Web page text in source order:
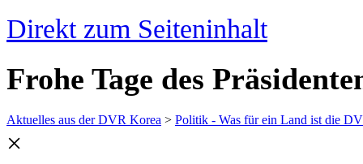
Direkt zum Seiteninhalt
Frohe Tage des
Aktuelles aus der DVR Korea > Politik - Was für ein Land ist die
×